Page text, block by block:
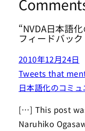
“NVDA日本語
フィードバック
2010年12月24日
Tweets that
日本語化のコミ
[…] This post
Naruhiko